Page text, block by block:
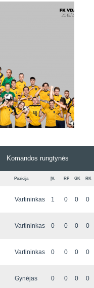
Euro2016
Komandos rungtynės
Pozicija ĮV. RP GK RK
Vartininkas 1 0 0 0
Vartininkas 0 0 0 0
Vartininkas 0 0 0 0
Gynėjas 0 0 0 0